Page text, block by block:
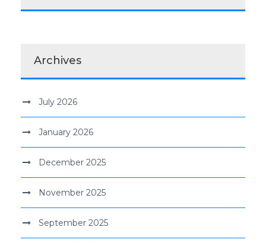
Archives
July 2026
January 2026
December 2025
November 2025
September 2025